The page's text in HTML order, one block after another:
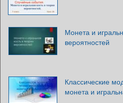
Монета и
вероятностей
Классические
монета и